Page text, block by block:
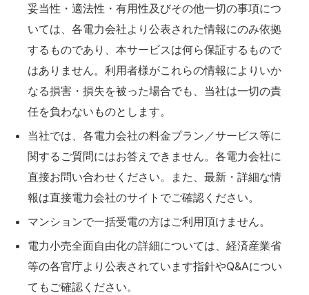
妥当性・適法性・有用性及びその他一切の事項につ
いては、各電力会社より公表された情報にのみ依拠
するものであり、本サービスは何ら保証するもので
はありません。利用者様がこれらの情報によりいか
なる損害・損失を被った場合でも、当社は一切の責
任を負わないものとします。
当社では、各電力会社の料金プラン／サービス等に
関するご質問にはお答えできません。各電力会社に
直接お問い合わせください。また、最新・詳細な情
報は直接電力会社のサイトでご確認ください。
マンションで一括受電の方はご利用頂けません。
電力小売全面自由化の詳細については、経済産業省
等の各官庁より公表されています指針やQ&Aについ
てもご確認ください。